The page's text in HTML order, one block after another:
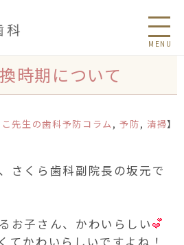
MENU
時期について
こ先生の歯科予防コラム ,予防, 清掃】
さくら歯科副院長の坂元で
お子さん、かわいらしい
てかわいらしいですよね！